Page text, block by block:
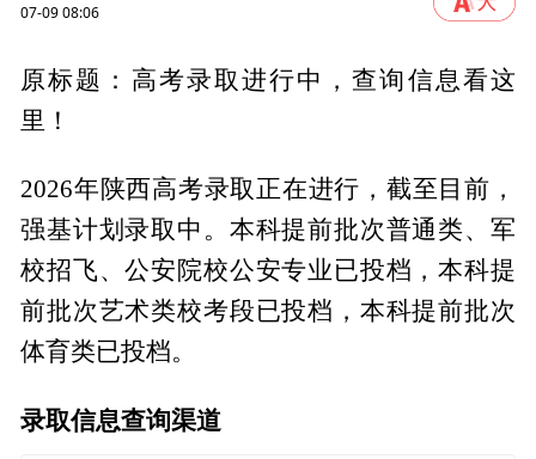
07-09 08:06
原标题：高考录取进行中，查询信息看这
里！
2026年陕西高考录取正在进行，截至目前，
强基计划录取中。本科提前批次普通类、军
校招飞、公安院校公安专业已投档，本科提
前批次艺术类校考段已投档，本科提前批次
体育类已投档。
录取信息查询渠道